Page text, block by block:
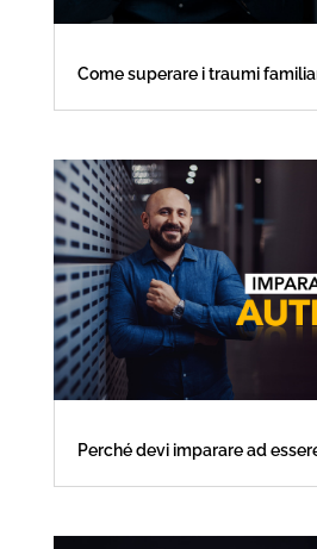
Come superare i traumi
Perché devi imparare ad